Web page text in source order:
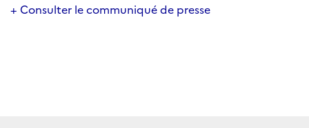
+ Consulter le communiqué de presse